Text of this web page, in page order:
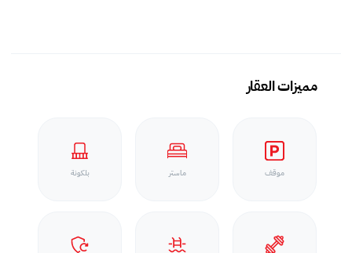
مميزات العقار
موقف ماستر بلكونة